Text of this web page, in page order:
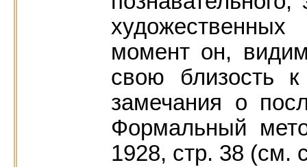
момент он,
свою близость
замечания о
Формальный
1928, стр. 38 (см.